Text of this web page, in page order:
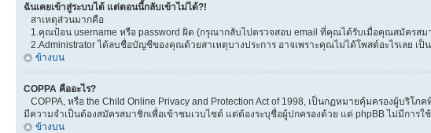
ฉันเคยเข้าสู่ระบบได้ แต่ตอนนี้กลับเข้าไม่ได้?!
สาเหตุส่วนมากคือ
1.คุณป้อน username หรือ password ผิด (กรุณากลับไปตรวจสอบ email ที่คุณได้รับเมื่อคุณสมัครสม
2.Administrator ได้ลบชื่อบัญชีของคุณด้วยสาเหตุบางประการ อาจเพราะคุณไม่ได้โพสต์อะไรเลย
ข้างบน
COPPA คืออะไร?
COPPA, หรือ the Child Online Privacy and Protection Act of 1998, เป็นกฏหมายคุ้มครองผู้บริ
มีความจำเป็นต้องสมัครสมาชิกเพื่อเข้าชมเวบไซต์ แต่ต้องระบุชื่อผู้ปกครองด้วย แต่ phpBB ไม่มีการใ
ข้างบน